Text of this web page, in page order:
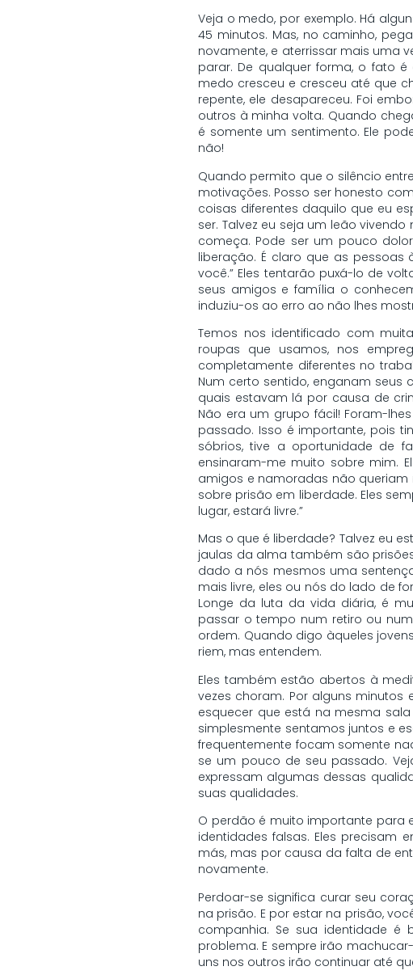
Veja o medo, por exemplo. Há
45 minutos. Mas, no caminho,
novamente, e aterrissar mais uma
parar. De qualquer forma, o fato
medo cresceu e cresceu até que
repente, ele desapareceu. Foi
outros à minha volta. Quando
é somente um sentimento. Ele
não!
Quando permito que o silêncio
motivações. Posso ser honesto
coisas diferentes daquilo que eu
ser. Talvez eu seja um leão
começa. Pode ser um pouco
liberação. É claro que as pessoas
você.” Eles tentarão puxá-lo de
seus amigos e família o
induziu-os ao erro ao não lhes
Temos nos identificado com
roupas que usamos, nos
completamente diferentes no
Num certo sentido, enganam seus
quais estavam lá por causa de
Não era um grupo fácil! Foram-
passado. Isso é importante, pois
sóbrios, tive a oportunidade de
ensinaram-me muito sobre mim.
amigos e namoradas não queriam
sobre prisão em liberdade. Eles
lugar, estará livre.”
Mas o que é liberdade? Talvez eu
jaulas da alma também são
dado a nós mesmos uma
mais livre, eles ou nós do lado de
Longe da luta da vida diária, é
passar o tempo num retiro ou
ordem. Quando digo àqueles
riem, mas entendem.
Eles também estão abertos à
vezes choram. Por alguns
esquecer que está na mesma
simplesmente sentamos juntos e
frequentemente focam somente
se um pouco de seu passado.
expressam algumas dessas
suas qualidades.
O perdão é muito importante para
identidades falsas. Eles precisam
más, mas por causa da falta de
novamente.
Perdoar-se significa curar seu
na prisão. E por estar na prisão,
companhia. Se sua identidade
problema. E sempre irão
uns nos outros irão continuar até